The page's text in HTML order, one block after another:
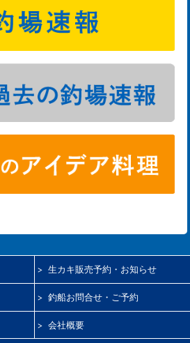
生カキ販売予約・お知らせ
釣船お問合せ・ご予約
会社概要